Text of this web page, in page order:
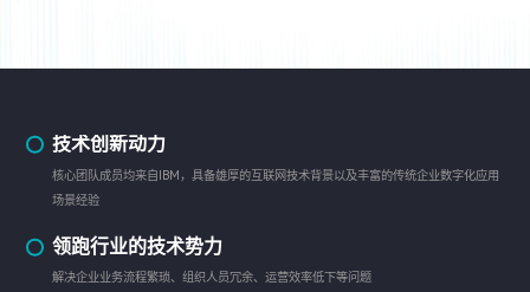
技术创新动力
核心团队成员均来自IBM，具备雄厚的互联网技术背景以及丰富的传统企业数字化应用
场景经验
领跑行业的技术势力
解决企业业务流程繁琐、组织人员冗余、运营效率低下等问题